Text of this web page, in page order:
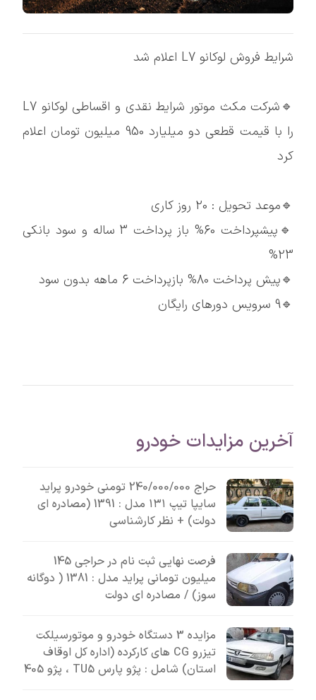
شرایط فروش لوکانو L7 اعلام شد
🔹شرکت مکث موتور شرایط نقدی و اقساطی لوکانو L7
را با قیمت قطعی دو میلیارد 950 میلیون تومان اعلام
کرد
🔹موعد تحویل : 20 روز کاری
🔹پیشپرداخت 60% باز پرداخت 3 ساله و سود بانکی
23%
🔹پیش پرداخت 80% بازپرداخت 6 ماهه بدون سود
🔹9 سرویس دورهای رایگان
آخرین مزایدات خودرو
حراج 240/000/000 تومنی خودرو پراید
سایپا تیپ ۱۳۱ مدل : 1391 (مصادره ای
دولت) + نظر کارشناسی
فرصت نهایی ثبت نام در حراجی 145
میلیون تومانی پراید مدل : 1381 ( دوگانه
سوز) / مصادره ای دولت
مزایده 3 دستگاه خودرو و موتورسیلکت
تیزرو CG های کارکرده (اداره کل اوقاف
استان) شامل : پژو پارس TU5 ، پژو 405